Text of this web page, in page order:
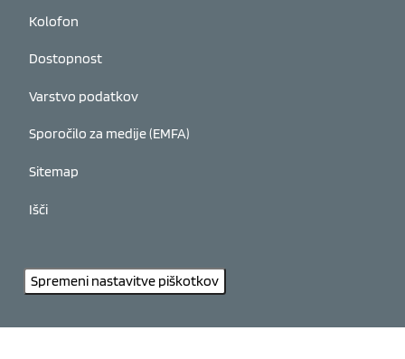
Kolofon
Dostopnost
Varstvo podatkov
Sporočilo za medije (EMFA)
Sitemap
Išči
Spremeni nastavitve piškotkov